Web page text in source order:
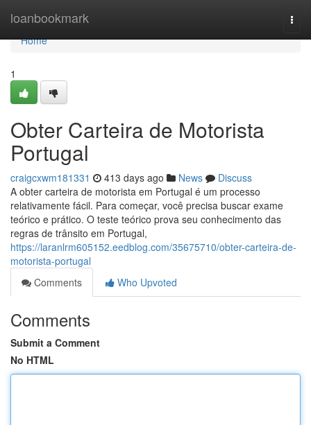
loanbookmark
Home
Home
1
Obter Carteira de Motorista
Portugal
craigcxwm181331 413 days ago News
Discuss
A obter carteira de motorista em Portugal é um processo
relativamente fácil. Para começar, você precisa buscar exame
teórico e prático. O teste teórico prova seu conhecimento das
regras de trânsito em Portugal,
https://laranlrm605152.eedblog.com/35675710/obter-carteira-de-
motorista-portugal
Comments
Who Upvoted
Comments
Submit a Comment
No HTML